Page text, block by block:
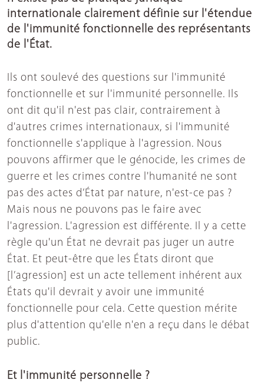
internationale clairement définie sur l'étendue
de l'immunité fonctionnelle des représentants
de l'État.
Ils ont soulevé des questions sur l'immunité
fonctionnelle et sur l'immunité personnelle. Ils
ont dit qu'il n'est pas clair, contrairement à
d'autres crimes internationaux, si l'immunité
fonctionnelle s'applique à l'agression. Nous
pouvons affirmer que le génocide, les crimes de
guerre et les crimes contre l'humanité ne sont
pas des actes d’État par nature, n'est-ce pas ?
Mais nous ne pouvons pas le faire avec
l'agression. L'agression est différente. Il y a cette
règle qu'un État ne devrait pas juger un autre
État. Et peut-être que les États diront que
[l’agression] est un acte tellement inhérent aux
États qu'il devrait y avoir une immunité
fonctionnelle pour cela. Cette question mérite
plus d'attention qu'elle n'en a reçu dans le débat
public.
Et l'immunité personnelle ?